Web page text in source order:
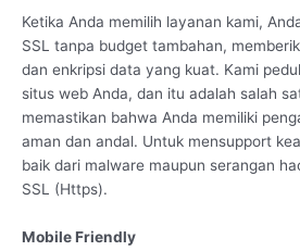
Ketika Anda memilih layanan kami,
SSL tanpa budget tambahan,
dan enkripsi data yang kuat. Kami
situs web Anda, dan itu adalah salah
memastikan bahwa Anda memiliki
aman dan andal. Untuk mensupport
baik dari malware maupun serangan
SSL (Https).
Mobile Friendly